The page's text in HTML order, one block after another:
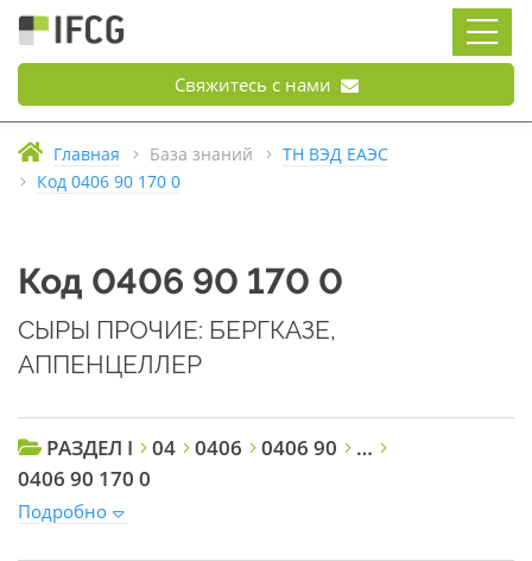
Свяжитесь с нами
Главная База знаний
ТН ВЭД ЕАЭС
Код 0406 90 170 0
Код 0406 90 170 0
СЫРЫ ПРОЧИЕ: БЕРГКАЗЕ,
АППЕНЦЕЛЛЕР
РАЗДЕЛ I 04 0406 0406 90
…
0406 90 170 0
Подробно